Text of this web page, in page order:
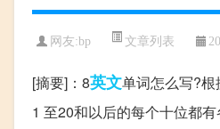
网友:bp 文章列表
[摘要]：8英文单词怎么写?
1 至20和以后的每个十位都